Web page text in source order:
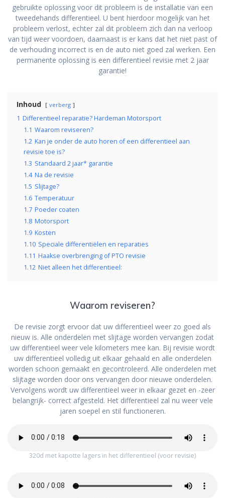
gebruikte oplossing voor dit probleem is de installatie van een
tweedehands differentieel. U bent hierdoor mogelijk van het
probleem verlost, echter zal dit probleem zich dan na verloop
van tijd weer voordoen, daarnaast is er kans dat het niet past of
de verhouding incorrect is en de auto niet goed zal werken. Een
permanente oplossing is een differentieel revisie met 2 jaar
garantie!
Inhoud verberg
1 Differentieel reparatie? Hardeman Motorsport
1.1 Waarom reviseren?
1.2 Kan je onder de auto horen of een differentieel aan
revisie toe is?
1.3 Standaard 2 jaar* garantie
1.4 Na de revisie
1.5 Slijtage?
1.6 Temperatuur
1.7 Poeder coaten
1.8 Motorsport
1.9 Kosten
1.10 Speciale differentiëlen en reparaties
1.11 Haakse overbrenging of PTO revisie
1.12 Niet alleen het differentieel:
Waarom reviseren?
De revisie zorgt ervoor dat uw differentieel weer zo goed als
nieuw is. Alle onderdelen met slijtage worden vervangen zodat
uw differentieel weer vele kilometers mee kan. Bij revisie wordt
uw differentieel volledig uit elkaar gehaald en alle onderdelen
worden schoon gemaakt en gecontroleerd. Alle onderdelen met
slijtage worden door ons vervangen door nieuwe onderdelen.
Vervolgens wordt uw differentieel weer in elkaar gezet en -zeer
belangrijk- correct afgesteld. Het differentieel zal nu weer vele
jaren soepel en stil functioneren.
320d met kapotte lagers in het differentieel (voor revisie)